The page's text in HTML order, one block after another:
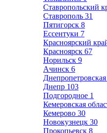
Ставропольский
Ставрополь 31
Пятигорск 8
Ессентуки 7
Красноярский
Красноярск 67
Норильск 9
Ачинск 6
Днепропетровская
Днепр 103
Подгородное 1
Кемеровская
Кемерово 30
Новокузнецк 30
Прокопьевск 8